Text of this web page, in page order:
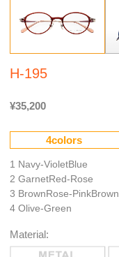
H-195
¥35,200
4colors
1 Navy-VioletBlue
2 GarnetRed-Rose
3 BrownRose-PinkBrown
4 Olive-Green
Material: